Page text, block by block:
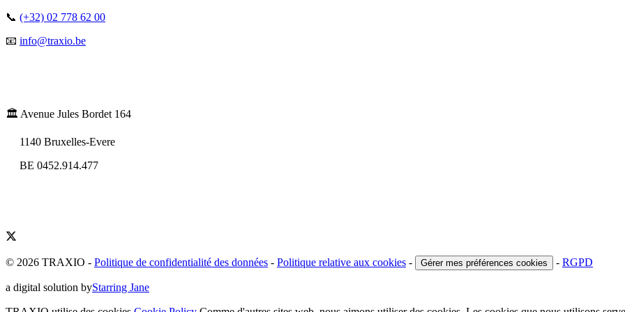
📞 (+32) 02 778 62 00
📧 info@traxio.be
🏛️ Avenue Jules Bordet 164
1140 Bruxelles-Evere
BE 0452.914.477
© 2026 TRAXIO - Politique de confidentialité des données - Politique relative aux cookies - Gérer mes préférences cookies - RGPD
a digital solution byStarring Jane